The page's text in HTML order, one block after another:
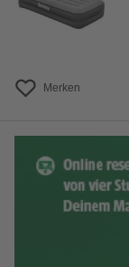
Merken